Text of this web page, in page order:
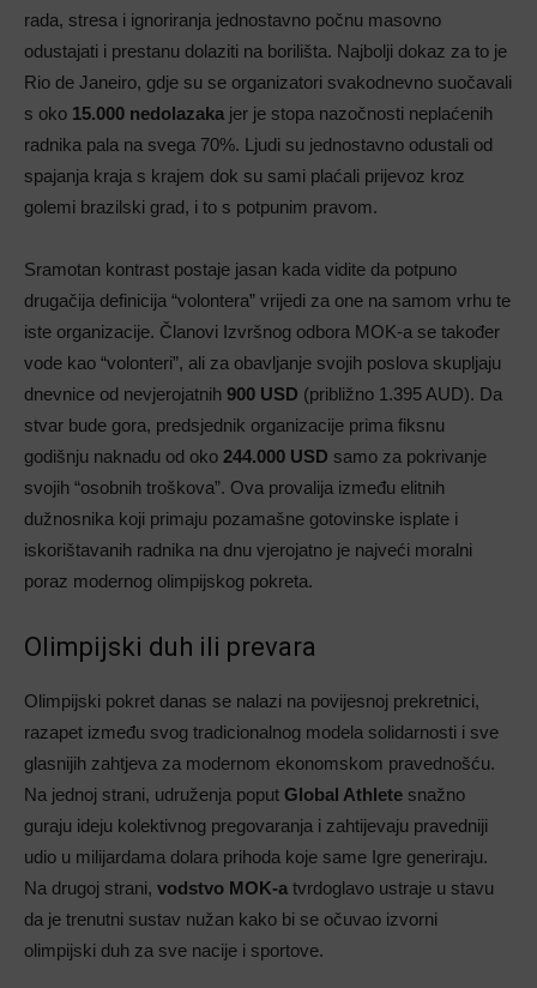
rada, stresa i ignoriranja jednostavno počnu masovno
odustajati i prestanu dolaziti na borilišta. Najbolji dokaz za to je
Rio de Janeiro, gdje su se organizatori svakodnevno suočavali
s oko 15.000 nedolazaka jer je stopa nazočnosti neplaćenih
radnika pala na svega 70%. Ljudi su jednostavno odustali od
spajanja kraja s krajem dok su sami plaćali prijevoz kroz
golemi brazilski grad, i to s potpunim pravom.
Sramotan kontrast postaje jasan kada vidite da potpuno
drugačija definicija “volontera” vrijedi za one na samom vrhu te
iste organizacije. Članovi Izvršnog odbora MOK-a se također
vode kao “volonteri”, ali za obavljanje svojih poslova skupljaju
dnevnice od nevjerojatnih 900 USD (približno 1.395 AUD). Da
stvar bude gora, predsjednik organizacije prima fiksnu
godišnju naknadu od oko 244.000 USD samo za pokrivanje
svojih “osobnih troškova”. Ova provalija između elitnih
dužnosnika koji primaju pozamašne gotovinske isplate i
iskorištavanih radnika na dnu vjerojatno je najveći moralni
poraz modernog olimpijskog pokreta.
Olimpijski duh ili prevara
Olimpijski pokret danas se nalazi na povijesnoj prekretnici,
razapet između svog tradicionalnog modela solidarnosti i sve
glasnijih zahtjeva za modernom ekonomskom pravednošću.
Na jednoj strani, udruženja poput Global Athlete snažno
guraju ideju kolektivnog pregovaranja i zahtijevaju pravedniji
udio u milijardama dolara prihoda koje same Igre generiraju.
Na drugoj strani, vodstvo MOK-a tvrdoglavo ustraje u stavu
da je trenutni sustav nužan kako bi se očuvao izvorni
olimpijski duh za sve nacije i sportove.